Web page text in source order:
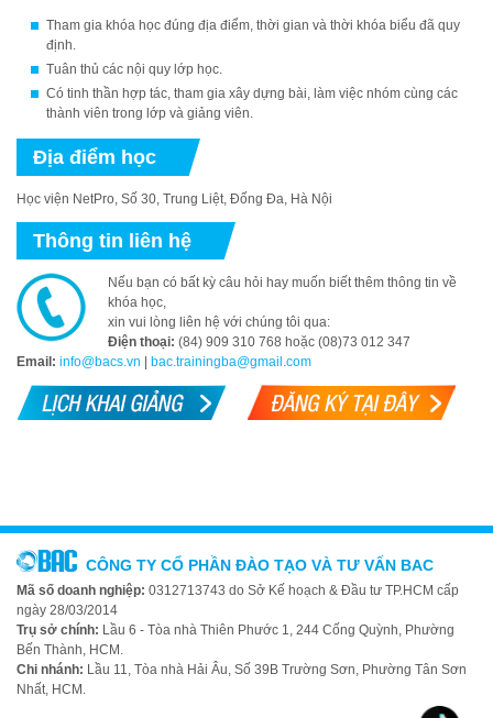
Tham gia khóa học đúng địa điểm, thời gian và thời khóa biểu đã quy
định.
Tuân thủ các nội quy lớp học.
Có tinh thần hợp tác, tham gia xây dựng bài, làm việc nhóm cùng các
thành viên trong lớp và giảng viên.
Địa điểm học
Học viện NetPro, Số 30, Trung Liệt, Đống Đa, Hà Nội
Thông tin liên hệ
Nếu bạn có bất kỳ câu hỏi hay muốn biết thêm thông tin về
khóa học,
xin vui lòng liên hệ với chúng tôi qua:
Điện thoại: (84) 909 310 768 hoặc (08)73 012 347
Email: info@bacs.vn | bac.trainingba@gmail.com
CÔNG TY CỔ PHẦN ĐÀO TẠO VÀ TƯ VẤN BAC
Mã số doanh nghiệp: 0312713743 do Sở Kế hoạch & Đầu tư TP.HCM cấp
ngày 28/03/2014
Trụ sở chính: Lầu 6 - Tòa nhà Thiên Phước 1, 244 Cống Quỳnh, Phường
Bến Thành, HCM.
Chi nhánh: Lầu 11, Tòa nhà Hải Âu, Số 39B Trường Sơn, Phường Tân Sơn
Nhất, HCM.